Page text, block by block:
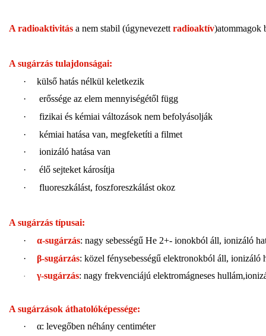
A radioaktivitás a nem stabil (úgynevezett radioaktív)atommagok
A sugárzás tulajdonságai:
·
külső hatás nélkül keletkezik
·
erőssége az elem mennyiségétől függ
·
fizikai és kémiai változások nem befolyásolják
·
kémiai hatása van, megfeketíti a filmet
·
ionizáló hatása van
·
élő sejteket károsítja
·
fluoreszkálást, foszforeszkálást okoz
A sugárzás típusai:
·
α-sugárzás: nagy sebességű He 2+- ionokból áll, ionizáló
·
β-sugárzás: közel fénysebességű elektronokból áll, ionizáló
· γ-sugárzás: nagy frekvenciájú elektromágneses
A sugárzások áthatolóképessége:
·
α: levegőben néhány centiméter